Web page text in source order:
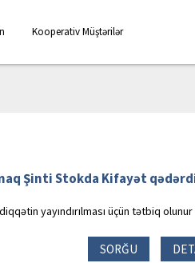
Kooperativ Müştərilər
Şinti Stokda Kifayət
yayındırılması üçün tətbiq olunur
SORĞU